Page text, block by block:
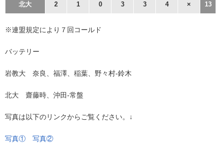
北大 2 1 0 3 3 4 × 13
※連盟規定により７回コールド
バッテリー
岩教大 奈良、福澤、稲葉、野々村‐鈴木
北大 齋藤時、沖田‐常盤
写真は以下のリンクからご覧ください。↓
写真① 写真②